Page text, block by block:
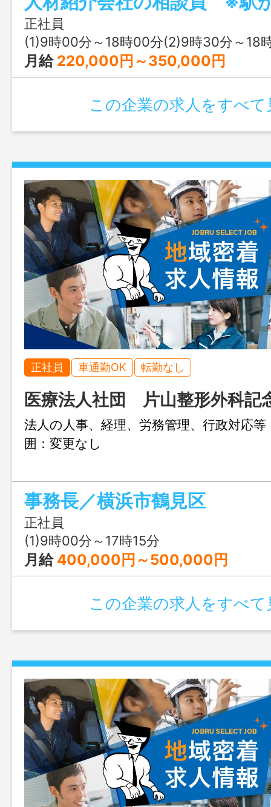
メンバーを持ち、チームマネジメントや
を行います。 事業責任者として、責任
を募集しています。 変更範囲：会社の
正社員
(1)9時00分～18時00分(2)9時30分～18
月給 220,000円～350,000円
この企業の求人をすべて
正社員 車通勤OK 転勤なし
医療法人社団 片山整形外科記
法人の人事、経理、労務管理、行政
囲：変更なし
事務長／横浜市鶴見区
正社員
(1)9時00分～17時15分
月給 400,000円～500,000円
この企業の求人をすべて